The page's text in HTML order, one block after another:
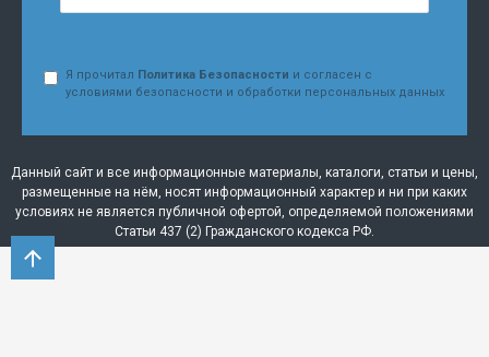
Я прочитал Политика Безопасности и согласен с
условиями безопасности и обработки персональных данных
Данный сайт и все информационные материалы, каталоги, статьи и цены,
размещенные на нём, носят информационный характер и ни при каких
условиях не является публичной офертой, определяемой положениями
Статьи 437 (2) Гражданского кодекса РФ.